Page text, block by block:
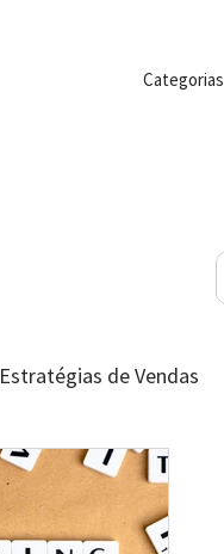
Categorias
Estratégias de Vendas